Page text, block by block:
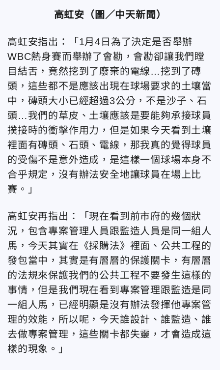
高虹安（圖／中天新聞）
高虹安指出：「1月4日為了決定是否舉辦
WBC熱身賽而舉辦了會勘，會勘卻讓我們瞠
目結舌，竟然挖到了廢棄的電線…挖到了磚
頭，這些都不是應該出現在球場要求的土壤當
中，磚頭大小已經超過3公分，不是沙子、石
頭…我們的草皮、土壤應該是要能夠承接球員
撲接時的衝擊作用力，但是如果今天看到土壤
裡面有磚頭、石頭、電線，那我真的覺得球員
的受傷不是意外造成，是這樣一個球場本身不
合乎規定，沒有辦法安全地讓球員在場上比
賽。」
高虹安再指出：「現在看到前市府的幾個狀
況，包含專案管理人員跟監造人員是同一組人
馬，今天其實在《採購法》裡面、公共工程的
發包當中，其實是有層層的保護關卡，有層層
的法規來保護我們的公共工程不要發生這樣的
事情，但是我們現在看到專案管理跟監造是同
一組人馬，已經明顯是沒有辦法發揮他專案管
理的效能，所以呢，今天誰設計、誰監造、誰
去做專案管理，這些關卡都失靈，才會造成這
樣的現象。」